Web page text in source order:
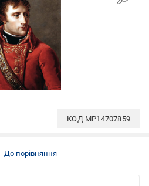
КОД MP14707859
До порівняння